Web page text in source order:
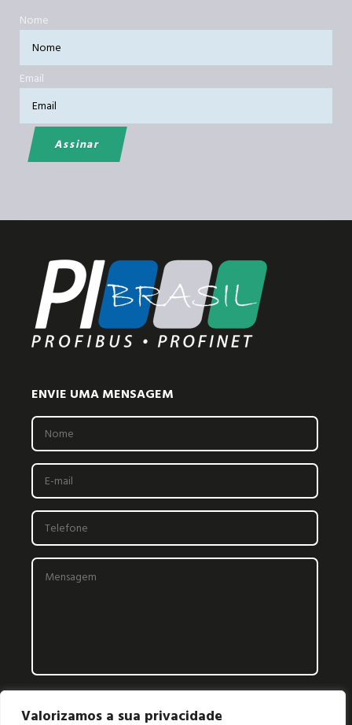
Valorizamos a sua privacidade
Nome
Email
ENVIE UMA MENSAGEM